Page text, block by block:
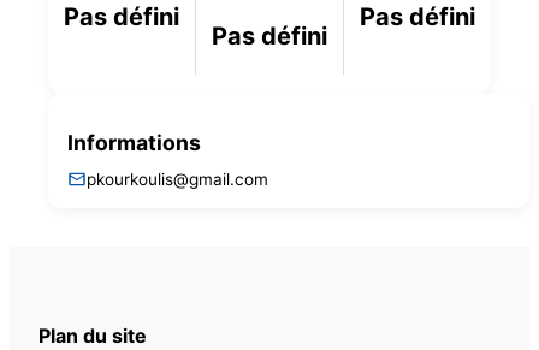
Pas défini
Pas défini
Pas défini
Informations
pkourkoulis@gmail.com
Plan du site